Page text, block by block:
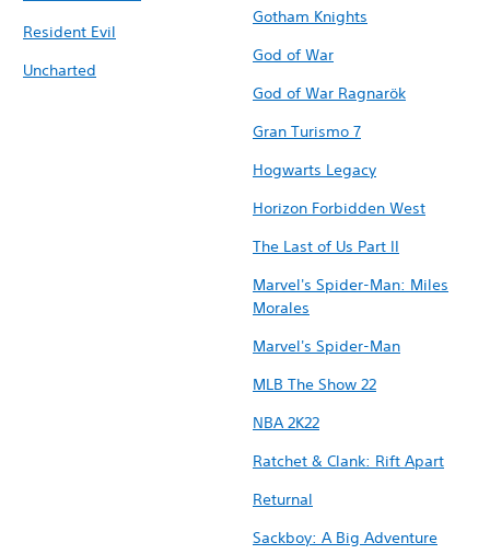
Resident Evil
Uncharted
Gotham Knights
God of War
God of War Ragnarök
Gran Turismo 7
Hogwarts Legacy
Horizon Forbidden West
The Last of Us Part II
Marvel's Spider-Man: Miles
Morales
Marvel's Spider-Man
MLB The Show 22
NBA 2K22
Ratchet & Clank: Rift Apart
Returnal
Sackboy: A Big Adventure